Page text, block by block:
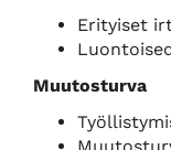
Erityiset
Muutosturva